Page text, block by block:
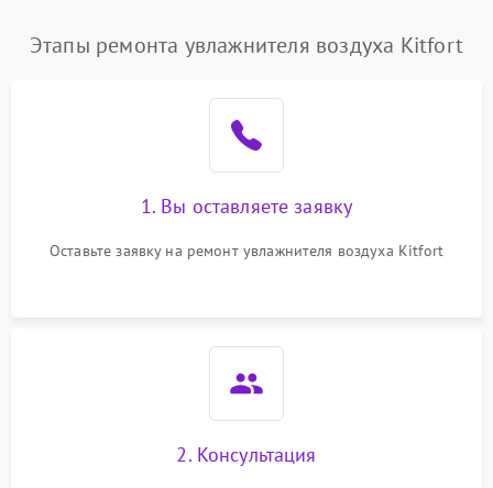
1000 ₽
Повреждение системы
перенапряжения
1000 ₽
1300 ₽
Этапы ремонта увлажнителя воздуха Kitfort
1. Вы оставляете заявку
Оставьте заявку на ремонт увлажнителя воздуха Kitfort
2. Консультация